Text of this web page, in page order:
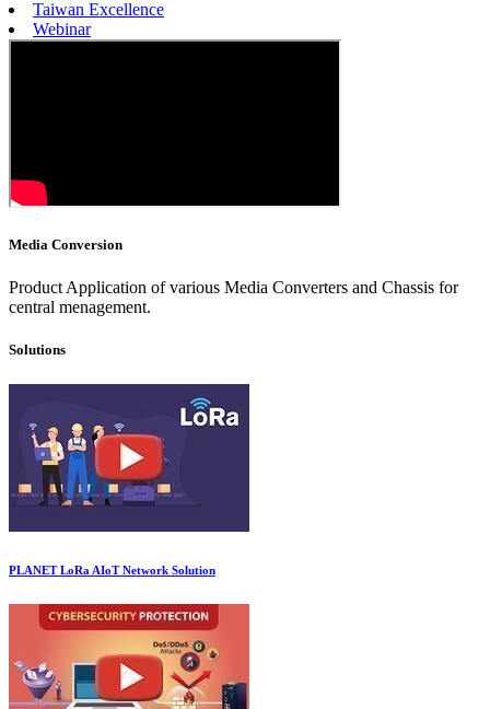
Taiwan Excellence
Webinar
Media Conversion
Product Application of various Media Converters and Chassis for
central menagement.
Solutions
PLANET LoRa AIoT Network Solution